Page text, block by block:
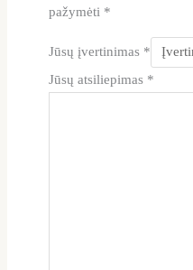
pažymėti *
Jūsų įvertinimas *
Jūsų atsiliepimas *